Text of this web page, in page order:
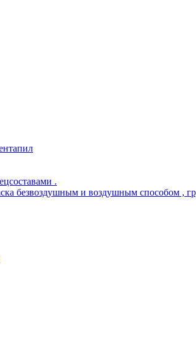
.
безвоздушным и воздушным способом ,